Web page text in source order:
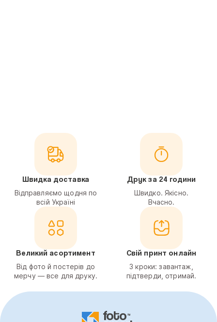
Швидка доставка
Відправляємо щодня по
всій Україні
Друк за 24 години
Швидко. Якісно.
Вчасно.
Великий асортимент
Від фото й постерів до
мерчу — все для друку.
Свій принт онлайн
3 кроки: завантаж,
підтверди, отримай.